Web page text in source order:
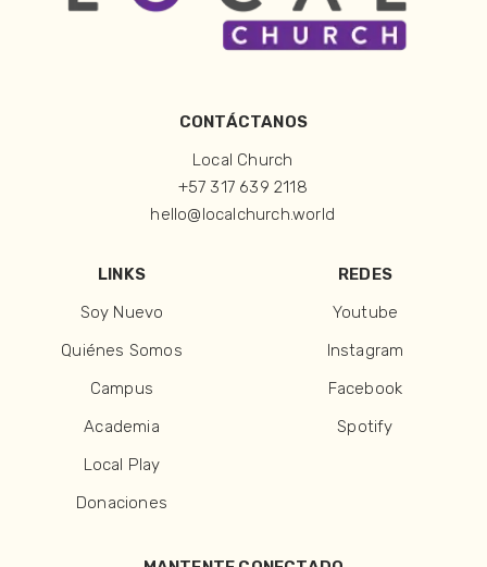
CONTÁCTANOS
Local Church
+57 317 639 2118
hello@localchurch.world
LINKS
Soy Nuevo
Quiénes Somos
Campus
Academia
Local Play
Donaciones
REDES
Youtube
Instagram
Facebook
Spotify